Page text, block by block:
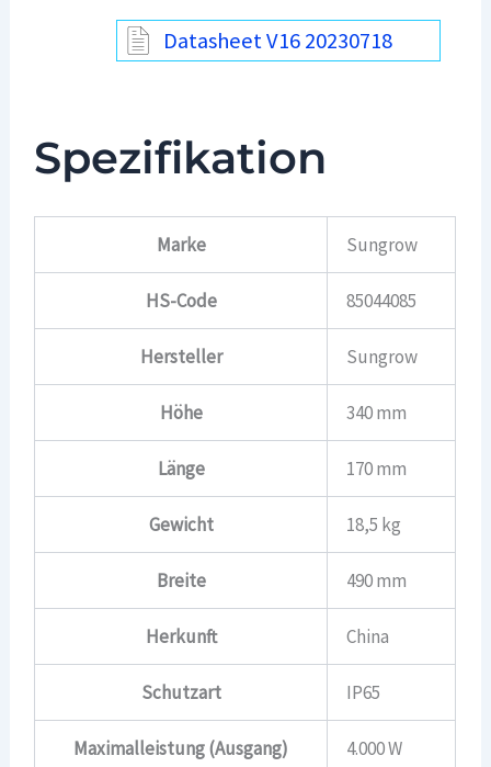
Datasheet V16 20230718
Spezifikation
Marke Sungrow
HS-Code 85044085
Hersteller Sungrow
Höhe 340 mm
Länge 170 mm
Gewicht 18,5 kg
Breite 490 mm
Herkunft China
Schutzart IP65
Maximalleistung (Ausgang) 4.000 W